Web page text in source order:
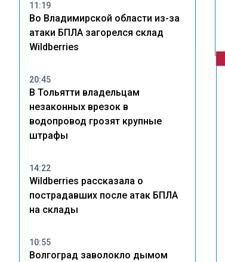
11:19
Во Владимирской области из-за
атаки БПЛА загорелся склад
Wildberries
20:45
В Тольятти владельцам
незаконных врезок в
водопровод грозят крупные
штрафы
14:22
Wildberries рассказала о
пострадавших после атак БПЛА
на склады
10:55
Волгоград заволокло дымом